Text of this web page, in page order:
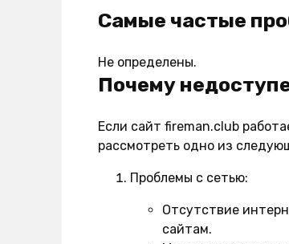
Самые частые
Не определены.
Почему
Если сайт fireman.club
рассмотреть одно из
Проблемы с сетью:
Отсутствие
сайтам.